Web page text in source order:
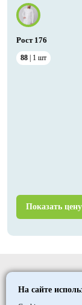
Рост176
88 1 шт
Показать цену
На сайте